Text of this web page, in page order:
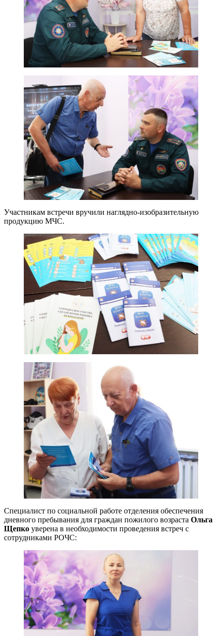
Участникам встречи вручили наглядно-изобразительную
продукцию МЧС.
Специалист по социальной работе отделения обеспечения
дневного пребывания для граждан пожилого возраста Ольга
Щепко уверена в необходимости проведения встреч с
сотрудниками РОЧС: